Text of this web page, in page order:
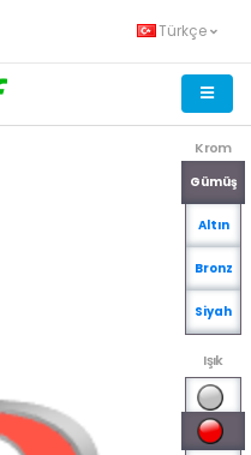
Türkçe
Krom
Gümüş
Altın
Bronz
Siyah
Işık